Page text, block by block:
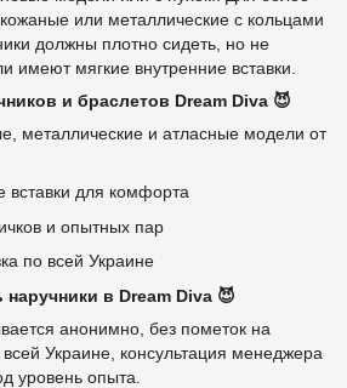
или металлические с кольцами
должны плотно сидеть, но не
имеют мягкие внутренние вставки.
и браслетов Dream Diva 😈
металлические и атласные модели от
вставки для комфорта
и опытных пар
по всей Украине
наручники в Dream Diva 😈
анонимно, без пометок на
всей Украине, консультация менеджера
уровень опыта.